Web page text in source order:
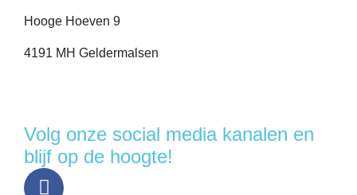
Hooge Hoeven 9
4191 MH Geldermalsen
Volg onze social media kanalen en
blijf op de hoogte!